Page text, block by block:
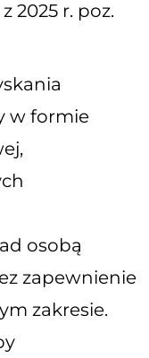
2025 r. poz.
w formie
osobą
zapewnienie
zakresie.